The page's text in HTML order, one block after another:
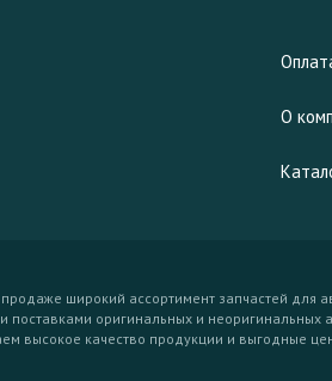
О
широкий ассортимент запчастей для
поставками оригинальных и неоригинальных
высокое качество продукции и выгодные